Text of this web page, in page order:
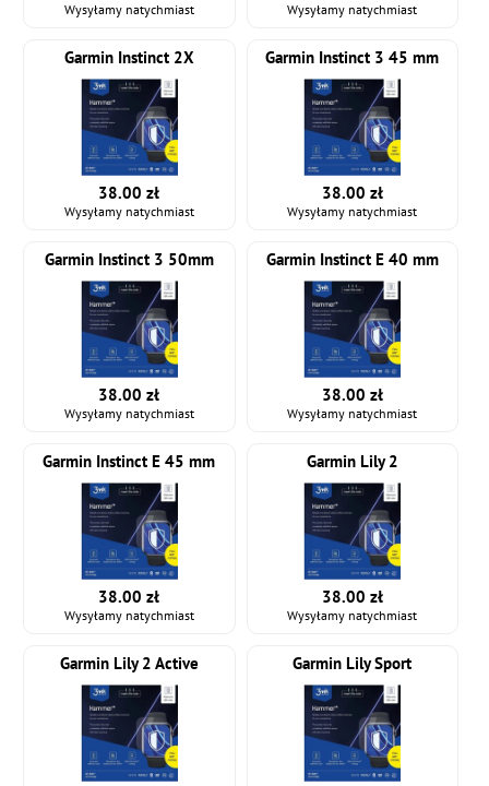
Wysyłamy natychmiast Wysyłamy natychmiast
Garmin Instinct 2X
38.00 zł
Wysyłamy natychmiast
Garmin Instinct 3 45 mm
38.00 zł
Wysyłamy natychmiast
Garmin Instinct 3 50mm
38.00 zł
Wysyłamy natychmiast
Garmin Instinct E 40 mm
38.00 zł
Wysyłamy natychmiast
Garmin Instinct E 45 mm
38.00 zł
Wysyłamy natychmiast
Garmin Lily 2
38.00 zł
Wysyłamy natychmiast
Garmin Lily 2 Active Garmin Lily Sport